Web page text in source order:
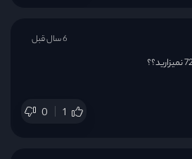
0 1
6 سال قبل